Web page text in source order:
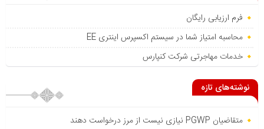
فرم ارزیابی رایگان
محاسبه امتیاز شما در سیستم اکسپرس اینتری EE
خدمات مهاجرتی شرکت کنپارس
نوشته‌های تازه
متقاضیان PGWP نیازی نیست از مرز درخواست دهند